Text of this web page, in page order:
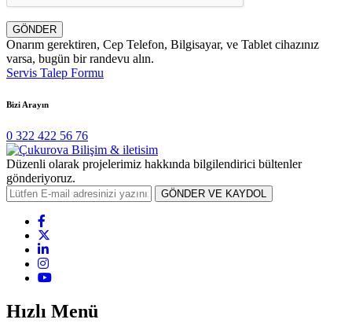
GÖNDER
Onarım gerektiren, Cep Telefon, Bilgisayar, ve Tablet cihazınız
varsa, bugün bir randevu alın.
Servis Talep Formu
Bizi Arayın
0 322 422 56 76
Düzenli olarak projelerimiz hakkında bilgilendirici bültenler
gönderiyoruz.
GÖNDER VE KAYDOL
Hızlı Menü